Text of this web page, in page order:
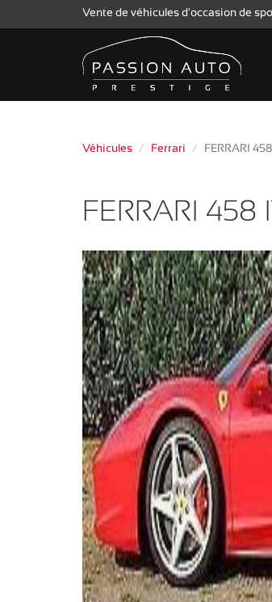
Vente de véhicules d'occasion de
Véhicules Ferrari FERRARI
FERRARI 458